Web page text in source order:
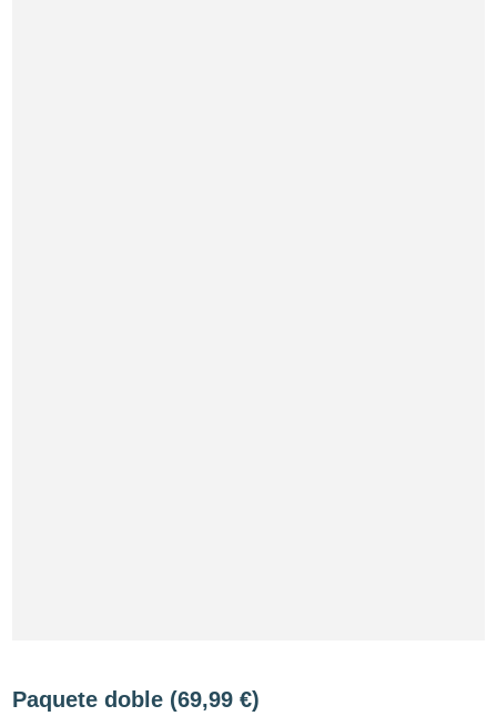
Paquete doble (69,99 €)